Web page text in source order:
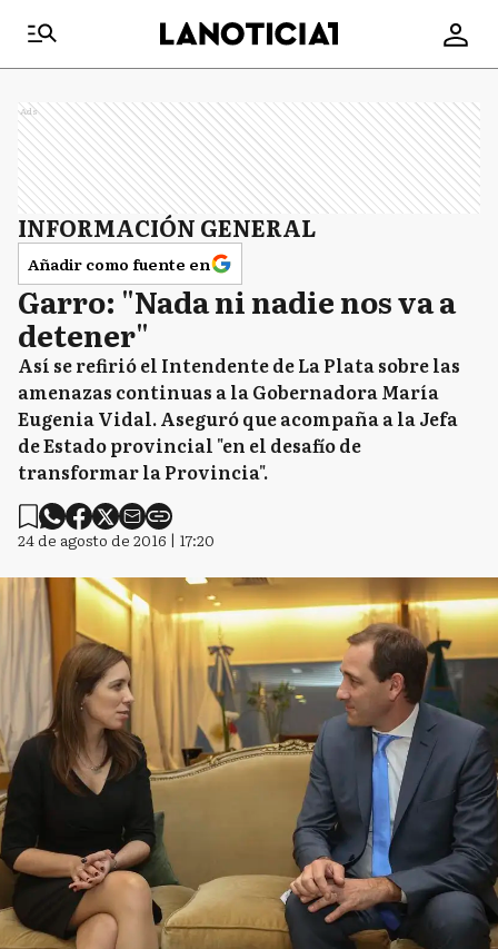
Ads
INFORMACIÓN GENERAL
Añadir como fuente en
Garro: "Nada ni nadie nos va a
detener"
Así se refirió el Intendente de La Plata sobre las
amenazas continuas a la Gobernadora María
Eugenia Vidal. Aseguró que acompaña a la Jefa
de Estado provincial "en el desafío de
transformar la Provincia".
24 de agosto de 2016 | 17:20